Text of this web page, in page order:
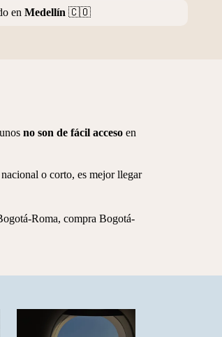
enMedellín 🇨🇴
no son de fácil acceso en
o corto, es mejor llegar
Roma, compra Bogotá-